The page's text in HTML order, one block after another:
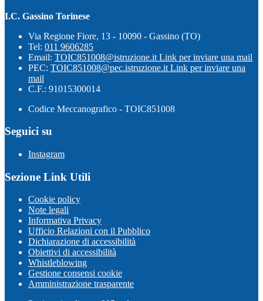
I.C. Gassino Torinese
Via Regione Fiore, 13 - 10090 - Gassino (TO)
Tel: 011 9606285
Email: TOIC851008@istruzione.it Link per inviare una mail
PEC: TOIC851008@pec.istruzione.it Link per inviare una
mail
C.F.: 91015300014
Codice Meccanografico - TOIC851008
Seguici su
Instagram
Sezione Link Utili
Cookie policy
Note legali
Informativa Privacy
Ufficio Relazioni con il Pubblico
Dichiarazione di accessibilità
Obiettivi di accessibilità
Whistleblowing
Gestione consensi cookie
Amministrazione trasparente